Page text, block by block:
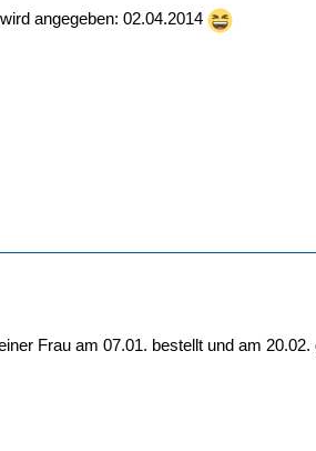
angegeben: 02.04.2014
Frau am 07.01. bestellt und am 20.02.